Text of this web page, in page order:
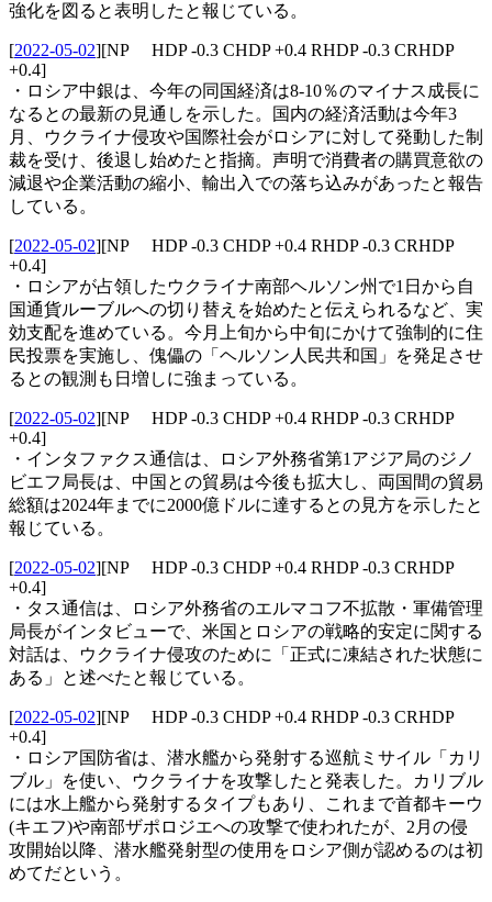
強化を図ると表明したと報じている。
[2022-05-02][NP HDP -0.3 CHDP +0.4 RHDP -0.3 CRHDP
+0.4]
・ロシア中銀は、今年の同国経済は8-10％のマイナス成長に
なるとの最新の見通しを示した。国内の経済活動は今年3
月、ウクライナ侵攻や国際社会がロシアに対して発動した制
裁を受け、後退し始めたと指摘。声明で消費者の購買意欲の
減退や企業活動の縮小、輸出入での落ち込みがあったと報告
している。
[2022-05-02][NP HDP -0.3 CHDP +0.4 RHDP -0.3 CRHDP
+0.4]
・ロシアが占領したウクライナ南部ヘルソン州で1日から自
国通貨ルーブルへの切り替えを始めたと伝えられるなど、実
効支配を進めている。今月上旬から中旬にかけて強制的に住
民投票を実施し、傀儡の「ヘルソン人民共和国」を発足させ
るとの観測も日増しに強まっている。
[2022-05-02][NP HDP -0.3 CHDP +0.4 RHDP -0.3 CRHDP
+0.4]
・インタファクス通信は、ロシア外務省第1アジア局のジノ
ビエフ局長は、中国との貿易は今後も拡大し、両国間の貿易
総額は2024年までに2000億ドルに達するとの見方を示したと
報じている。
[2022-05-02][NP HDP -0.3 CHDP +0.4 RHDP -0.3 CRHDP
+0.4]
・タス通信は、ロシア外務省のエルマコフ不拡散・軍備管理
局長がインタビューで、米国とロシアの戦略的安定に関する
対話は、ウクライナ侵攻のために「正式に凍結された状態に
ある」と述べたと報じている。
[2022-05-02][NP HDP -0.3 CHDP +0.4 RHDP -0.3 CRHDP
+0.4]
・ロシア国防省は、潜水艦から発射する巡航ミサイル「カリ
ブル」を使い、ウクライナを攻撃したと発表した。カリブル
には水上艦から発射するタイプもあり、これまで首都キーウ
(キエフ)や南部ザポロジエへの攻撃で使われたが、2月の侵
攻開始以降、潜水艦発射型の使用をロシア側が認めるのは初
めてだという。